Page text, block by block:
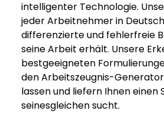
intelligenter Technologie.
jeder Arbeitnehmer in
differenzierte und fehlerfreie
seine Arbeit erhält. Unsere
bestgeeigneten
den Arbeitszeugnis-
lassen und liefern Ihnen einen
seinesgleichen sucht.